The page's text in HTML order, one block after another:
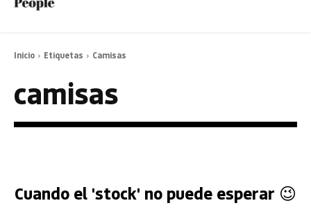
Inicio Etiquetas Camisas
camisas
Cuando el 'stock' no puede esperar 😉